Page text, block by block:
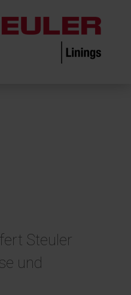
Steuler
und